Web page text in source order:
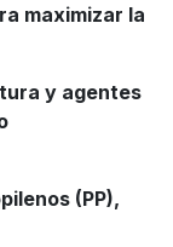
maximizar la
y agentes
(PP),